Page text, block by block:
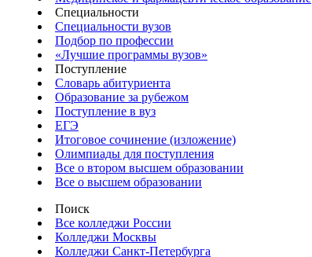
Специальности
Специальности вузов
Подбор по профессии
«Лучшие программы вузов»
Поступление
Словарь абитуриента
Образование за рубежом
Поступление в вуз
ЕГЭ
Итоговое сочинение (изложение)
Олимпиады для поступления
Все о втором высшем образовании
Все о высшем образовании
Поиск
Все колледжи России
Колледжи Москвы
Колледжи Санкт-Петербурга